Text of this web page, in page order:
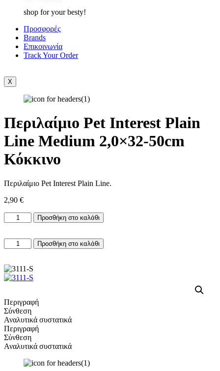
shop for your besty!
Προσφορές
Brands
Επικοινωνία
Track Your Order
X
Περιλαίμιο Pet Interest Plain
Line Medium 2,0×32-50cm
Κόκκινο
Περιλαίμιο Pet Interest Plain Line.
2,90 €
Περιλαίμιο
Pet
Plain
Line
2,0×32-
50cm
Προσθήκη στο καλάθι
Περιλαίμιο
Pet
Plain
Line
50cm
Κόκκινο
ποσότητα
Προσθήκη στο καλάθι
Περιγραφή
Σύνθεση
Αναλυτικά συστατικά
Περιγραφή
Σύνθεση
Αναλυτικά συστατικά